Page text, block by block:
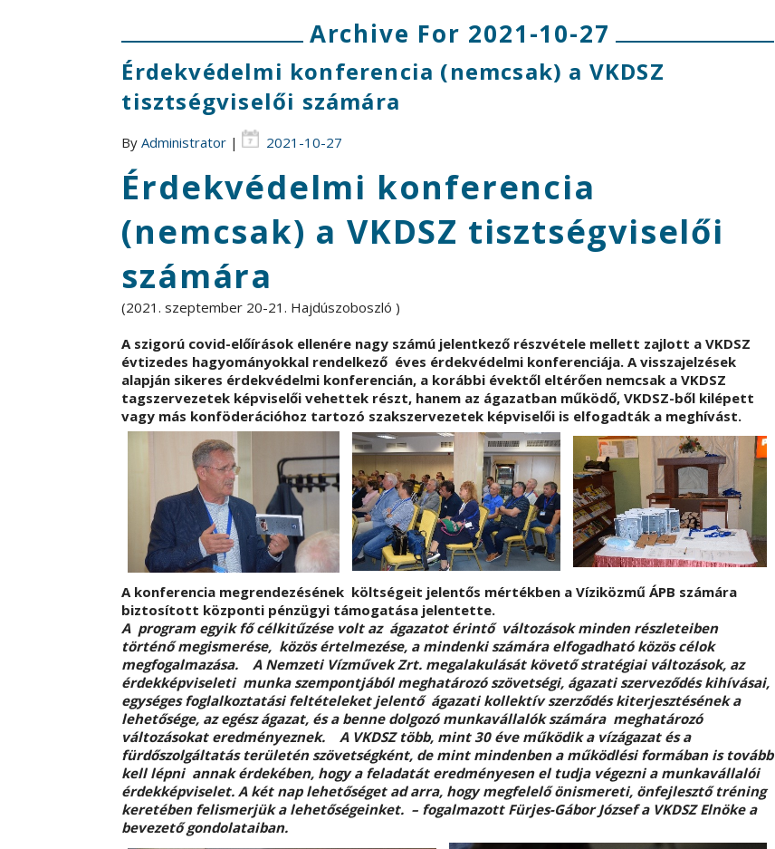
Archive For 2021-10-27
Érdekvédelmi konferencia (nemcsak) a VKDSZ
tisztségviselői számára
ByAdministrator | 2021-10-27
Érdekvédelmi konferencia
(nemcsak) a VKDSZ tisztségviselői
számára
(2021. szeptember 20-21. Hajdúszoboszló )
A szigorú covid-előírások ellenére nagy számú jelentkező részvétele mellett zajlott a VKDSZ
évtizedes hagyományokkal rendelkező éves érdekvédelmi konferenciája. A visszajelzések
alapján sikeres érdekvédelmi konferencián, a korábbi évektől eltérően nemcsak a VKDSZ
tagszervezetek képviselői vehettek részt, hanem az ágazatban működő, VKDSZ-ből kilépett
vagy más konföderációhoz tartozó szakszervezetek képviselői is elfogadták a meghívást.
A konferencia megrendezésének költségeit jelentős mértékben a Víziközmű ÁPB számára
biztosított központi pénzügyi támogatása jelentette.
A program egyik fő célkitűzése volt az ágazatot érintő változások minden részleteiben
történő megismerése, közös értelmezése, a mindenki számára elfogadható közös célok
megfogalmazása. A Nemzeti Vízművek Zrt. megalakulását követő stratégiai változások, az
érdekképviseleti munka szempontjából meghatározó szövetségi, ágazati szerveződés kihívásai,
egységes foglalkoztatási feltételeket jelentő ágazati kollektív szerződés kiterjesztésének a
lehetősége, az egész ágazat, és a benne dolgozó munkavállalók számára meghatározó
változásokat eredményeznek. A VKDSZ több, mint 30 éve működik a vízágazat és a
fürdőszolgáltatás területén szövetségként, de mint mindenben a működlési formában is tovább
kell lépni annak érdekében, hogy a feladatát eredményesen el tudja végezni a munkavállalói
érdekképviselet. A két nap lehetőséget ad arra, hogy megfelelő önismereti, önfejlesztő tréning
keretében felismerjük a lehetőségeinket. – fogalmazott Fürjes-Gábor József a VKDSZ Elnöke a
bevezető gondolataiban.